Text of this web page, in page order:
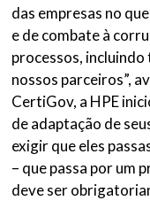
das empresas no
e de combate à
processos,
nossos parceiros”,
CertiGov, a HPE
de adaptação de
exigir que eles
– que passa por um
deve ser